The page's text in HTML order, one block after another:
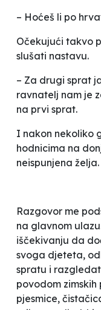
– Hoćeš li po
Očekujući takvo
slušati nastavu.
– Za drugi sprat
ravnatelj nam je
na prvi sprat.
I nakon nekoliko
hodnicima na
neispunjena želja.
Razgovor me
na glavnom
iščekivanju da
svoga djeteta,
spratu i
povodom
pjesmice,